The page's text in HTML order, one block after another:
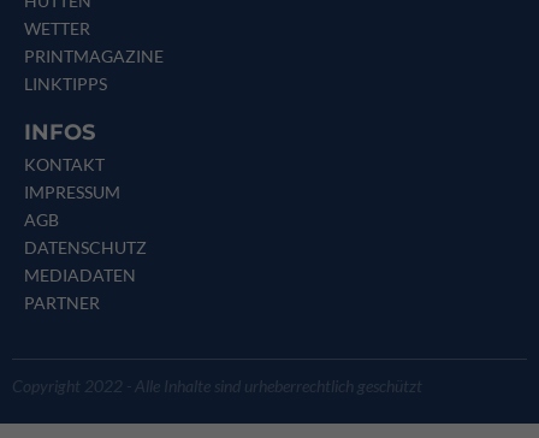
WETTER
PRINTMAGAZINE
LINKTIPPS
INFOS
KONTAKT
IMPRESSUM
AGB
DATENSCHUTZ
MEDIADATEN
PARTNER
Copyright 2022 - Alle Inhalte sind urheberrechtlich geschützt